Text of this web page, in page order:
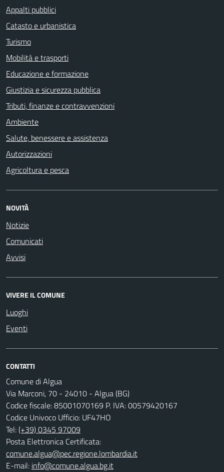
Appalti pubblici
Catasto e urbanistica
Turismo
Mobilità e trasporti
Educazione e formazione
Giustizia e sicurezza pubblica
Tributi, finanze e contravvenzioni
Ambiente
Salute, benessere e assistenza
Autorizzazioni
Agricoltura e pesca
NOVITÀ
Notizie
Comunicati
Avvisi
VIVERE IL COMUNE
Luoghi
Eventi
CONTATTI
Comune di Algua
Via Marconi, 70 - 24010 - Algua (BG)
Codice fiscale: 85001070169 P. IVA: 00579420167
Codice Univoco Ufficio: UF47HO
Tel:(+39) 0345 97009
Posta Elettronica Certificata:
comune.algua@pec.regione.lombardia.it
E-mail: info@comune.algua.bg.it